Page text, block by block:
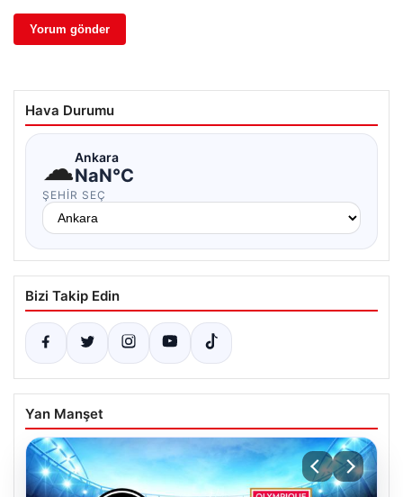
Hava Durumu
☁Ankara
NaN°C
ŞEHIR SEÇ
Bizi Takip Edin
Yan Manşet